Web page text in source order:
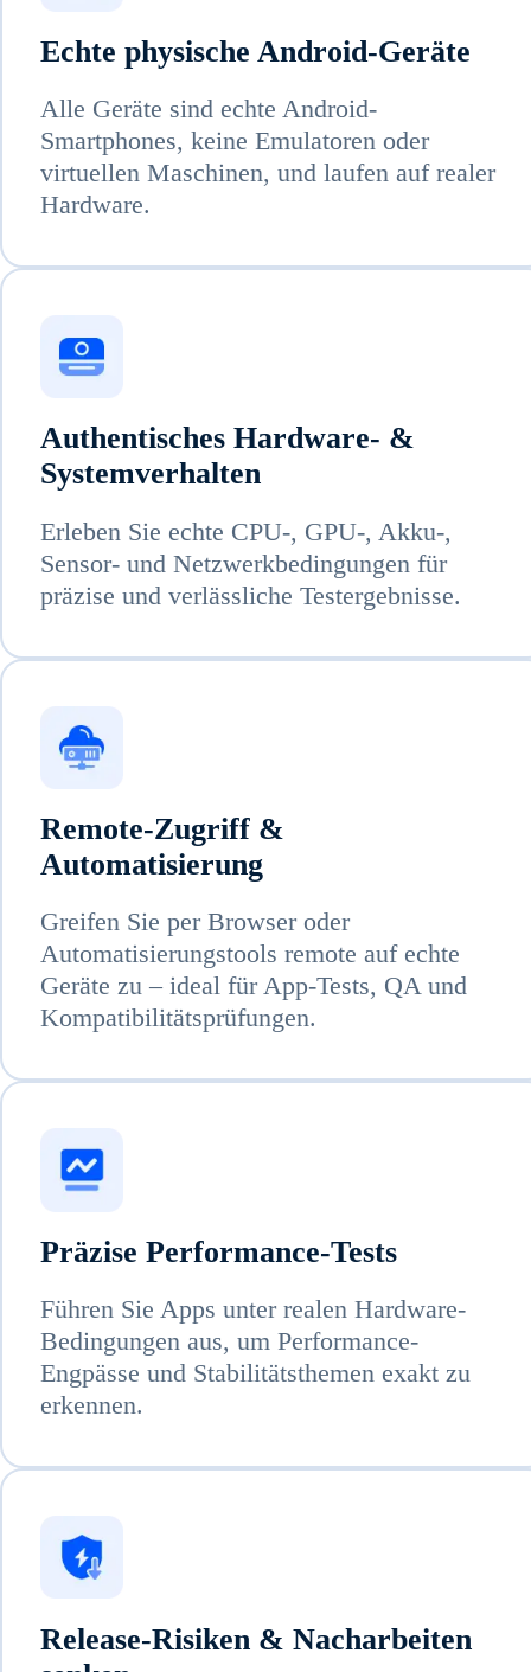
Echte physische Android-Geräte
Alle Geräte sind echte Android-
Smartphones, keine Emulatoren oder
virtuellen Maschinen, und laufen auf realer
Hardware.
Authentisches Hardware- &
Systemverhalten
Erleben Sie echte CPU-, GPU-, Akku-,
Sensor- und Netzwerkbedingungen für
präzise und verlässliche Testergebnisse.
Remote-Zugriff &
Automatisierung
Greifen Sie per Browser oder
Automatisierungstools remote auf echte
Geräte zu – ideal für App-Tests, QA und
Kompatibilitätsprüfungen.
Präzise Performance-Tests
Führen Sie Apps unter realen Hardware-
Bedingungen aus, um Performance-
Engpässe und Stabilitätsthemen exakt zu
erkennen.
Release-Risiken & Nacharbeiten